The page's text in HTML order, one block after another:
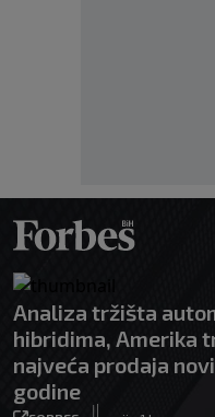
Analiza tržišta
hibridima, Amerika
najveća prodaja
godine
|